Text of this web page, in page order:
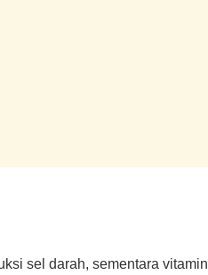
sel darah, sementara vitamin